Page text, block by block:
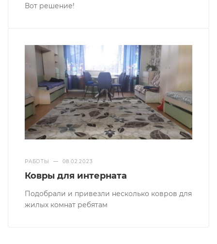
Вот решение!
РАБОТЫ — 08.02.2023
Ковры для интерната
Подобрали и привезли несколько ковров для
жилых комнат ребятам